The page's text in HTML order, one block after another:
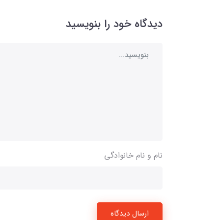
دیدگاه خود را بنویسید
نام و نام خانوادگی
ارسال دیدگاه